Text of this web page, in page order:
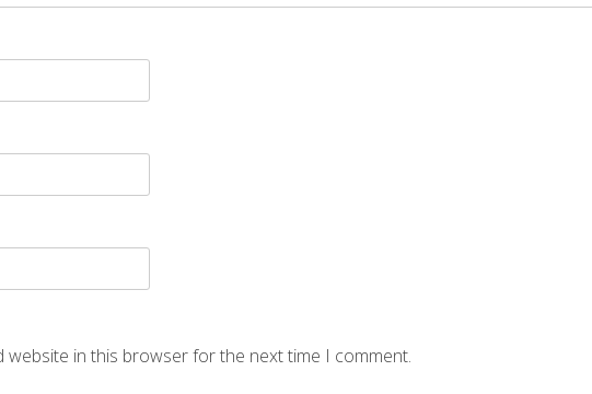
website in this browser for the next time I comment.